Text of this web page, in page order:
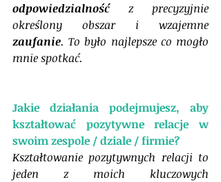
odpowiedzialność z precyzyjnie
zaufanie. To było najlepsze co mogło
mnie spotkać.
Jakie działania podejmujesz, aby
kształtować pozytywne relacje w
swoim zespole / dziale / firmie?
Kształtowanie pozytywnych relacji to
jeden z moich kluczowych